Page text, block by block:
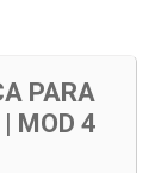
PARA
MOD 4